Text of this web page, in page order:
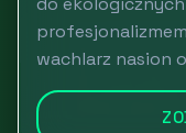
wachlarz nasion